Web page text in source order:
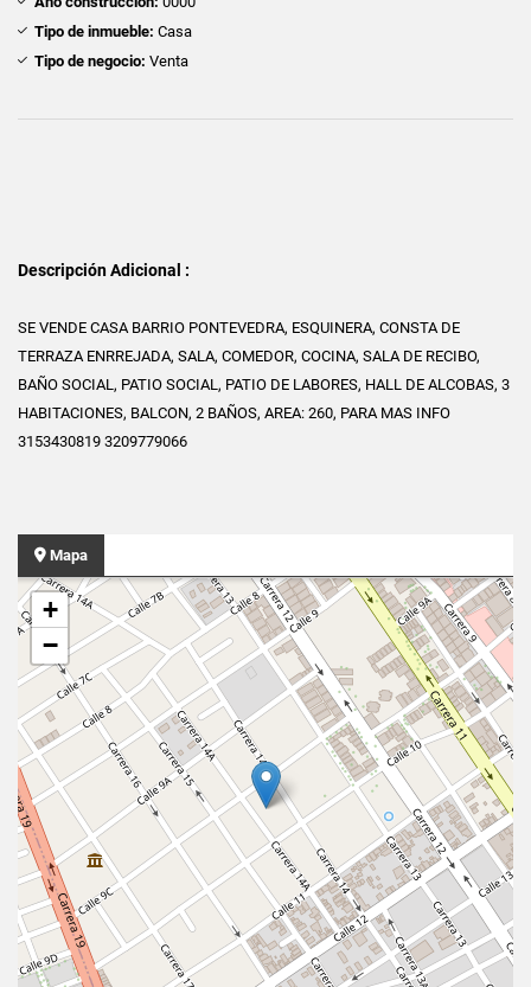
Tipo de inmueble: Casa
Tipo de negocio: Venta
Descripción Adicional :
SE VENDE CASA BARRIO PONTEVEDRA, ESQUINERA, CONSTA DE
TERRAZA ENRREJADA, SALA, COMEDOR, COCINA, SALA DE RECIBO,
BAÑO SOCIAL, PATIO SOCIAL, PATIO DE LABORES, HALL DE ALCOBAS, 3
HABITACIONES, BALCON, 2 BAÑOS, AREA: 260, PARA MAS INFO
3153430819 3209779066
Mapa
+
−